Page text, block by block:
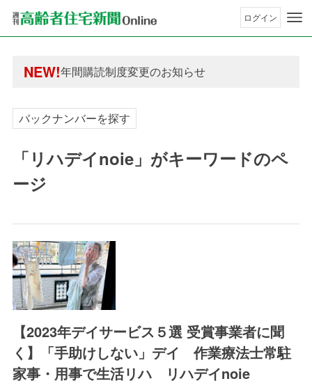
ログイン
NEW!年間購読制度変更のお知らせ
高齢者住宅新聞 無料会員の皆様へ閲覧本数変更
バックナンバーを探す
「リハデイnoie」がキーワードのペ
ージ
【2023年デイサービス５選 受賞事業者に聞
く】「手助けしない」デイ 作業療法士常駐
家事・用事で生活リハ リハデイnoie